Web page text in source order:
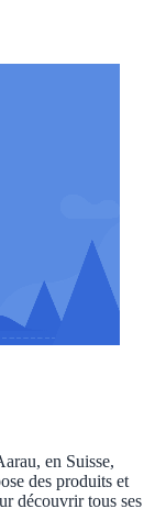
en Suisse,
des produits et
découvrir tous ses